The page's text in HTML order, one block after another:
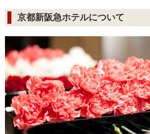
京都新阪急ホテルについて